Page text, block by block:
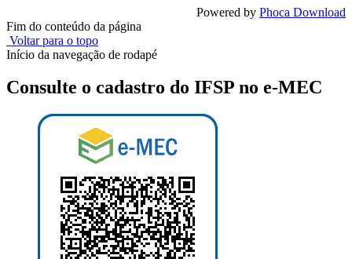
Powered by Phoca Download
Fim do conteúdo da página
Voltar para o topo
Início da navegação de rodapé
Consulte o cadastro do IFSP no e-MEC